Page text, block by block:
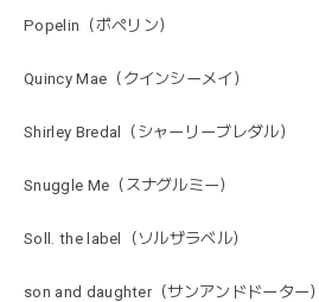
Popelin（ポペリン）
Quincy Mae（クインシーメイ）
Shirley Bredal（シャーリーブレダル）
Snuggle Me（スナグルミー）
Soll. the label（ソルザラベル）
son and daughter（サンアンドドーター）